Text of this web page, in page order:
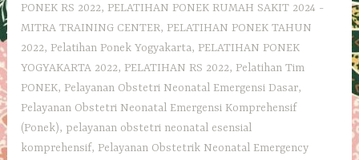
PONEK RS 2022, PELATIHAN PONEK RUMAH SAKIT 2024 -
MITRA TRAINING CENTER, PELATIHAN PONEK TAHUN
2022, Pelatihan Ponek Yogyakarta, PELATIHAN PONEK
YOGYAKARTA 2022, PELATIHAN RS 2022, Pelatihan Tim
PONEK, Pelayanan Obstetri Neonatal Emergensi Dasar,
Pelayanan Obstetri Neonatal Emergensi Komprehensif
(Ponek), pelayanan obstetri neonatal esensial
komprehensif, Pelayanan Obstetrik Neonatal Emergency